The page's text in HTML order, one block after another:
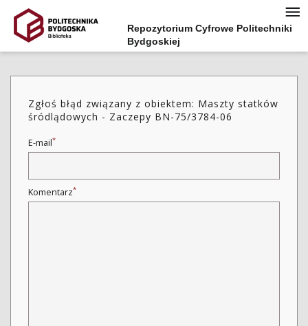
Repozytorium Cyfrowe Politechniki
Bydgoskiej
Zgłoś błąd związany z obiektem: Maszty statków
śródlądowych - Zaczepy BN-75/3784-06
E-mail*
Komentarz*